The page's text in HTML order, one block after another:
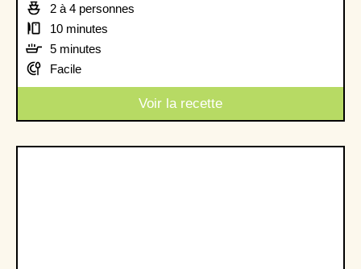
2 à 4 personnes
10 minutes
5 minutes
Facile
Voir la recette